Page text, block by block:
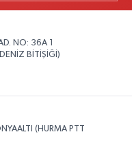
NO: 36A 1
BİTİŞİĞİ)
(HURMA PTT